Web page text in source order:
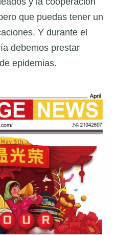
que puedas tener un
Y durante el
debemos prestar
epidemias.